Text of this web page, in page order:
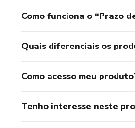
Como funciona o “Prazo
Quais diferenciais os
Como acesso meu
Tenho interesse neste